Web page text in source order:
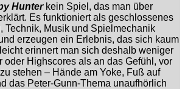
Hunterkein Spiel, das man über
Es funktioniert als geschlossenes
Technik, Musik und Spielmechanik
erzeugen ein Erlebnis, das sich kaum
erinnert man sich deshalb weniger
oder Highscores als an das Gefühl, vor
stehen – Hände am Yoke, Fuß auf
das Peter-Gunn-Thema unaufhörlich